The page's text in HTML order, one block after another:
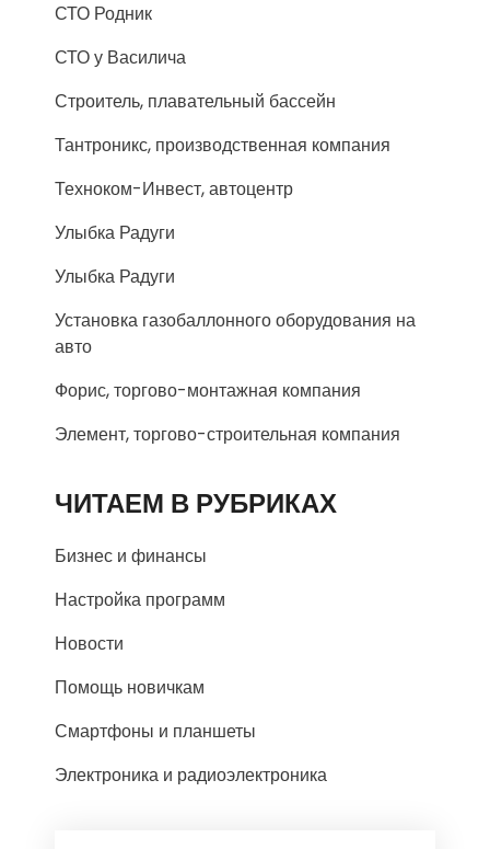
СТО Родник
СТО у Василича
Строитель, плавательный бассейн
Тантроникс, производственная компания
Техноком-Инвест, автоцентр
Улыбка Радуги
Улыбка Радуги
Установка газобаллонного оборудования на
авто
Форис, торгово-монтажная компания
Элемент, торгово-строительная компания
ЧИТАЕМ В РУБРИКАХ
Бизнес и финансы
Настройка программ
Новости
Помощь новичкам
Смартфоны и планшеты
Электроника и радиоэлектроника